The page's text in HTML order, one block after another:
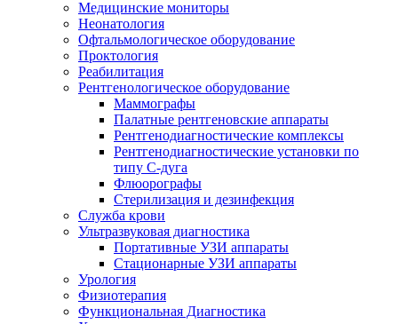
Медицинские мониторы
Неонатология
Офтальмологическое оборудование
Проктология
Реабилитация
Рентгенологическое оборудование
Маммографы
Палатные рентгеновские аппараты
Рентгенодиагностические комплексы
Рентгенодиагностические установки по
типу С-дуга
Флюорографы
Стерилизация и дезинфекция
Служба крови
Ультразвуковая диагностика
Портативные УЗИ аппараты
Стационарные УЗИ аппараты
Урология
Физиотерапия
Функциональная Диагностика